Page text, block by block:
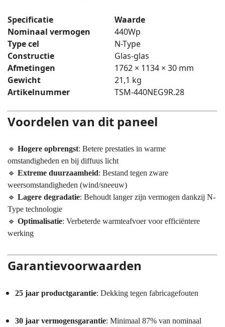
Specificatie
Waarde
Nominaal vermogen
440Wp
Type cel
N-Type
Constructie
Glas-glas
Afmetingen
1762 × 1134 × 30 mm
Gewicht
21,1 kg
Artikelnummer
TSM-440NEG9R.28
Voordelen van dit paneel
🔹 Hogere opbrengst: Betere prestaties in warme
omstandigheden en bij diffuus licht
🔹 Extreme duurzaamheid: Bestand tegen zware
weersomstandigheden (wind/sneeuw)
🔹 Lagere degradatie: Behoudt langer zijn vermogen dankzij N-
Type technologie
🔹 Optimalisatie: Verbeterde warmteafvoer voor efficiëntere
werking
Garantievoorwaarden
25 jaar productgarantie: Dekking tegen fabricagefouten
30 jaar vermogensgarantie: Minimaal 87% van nominaal